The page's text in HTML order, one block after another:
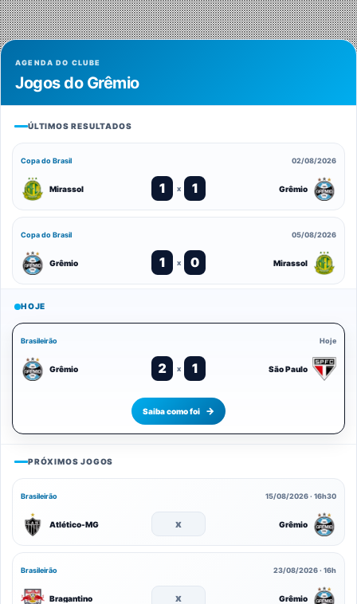
AGENDA DO CLUBE
Jogos do Grêmio
ÚLTIMOS RESULTADOS
Copa do Brasil 02/08/2026
Mirassol 1 x 1 Grêmio
Copa do Brasil 05/08/2026
Grêmio 1 x 0 Mirassol
HOJE
Brasileirão Hoje
Grêmio 2 x 1 São Paulo
Saiba como foi
PRÓXIMOS JOGOS
Brasileirão 15/08/2026 · 16h30
Atlético-MG x Grêmio
Brasileirão 23/08/2026 · 16h
Bragantino x Grêmio